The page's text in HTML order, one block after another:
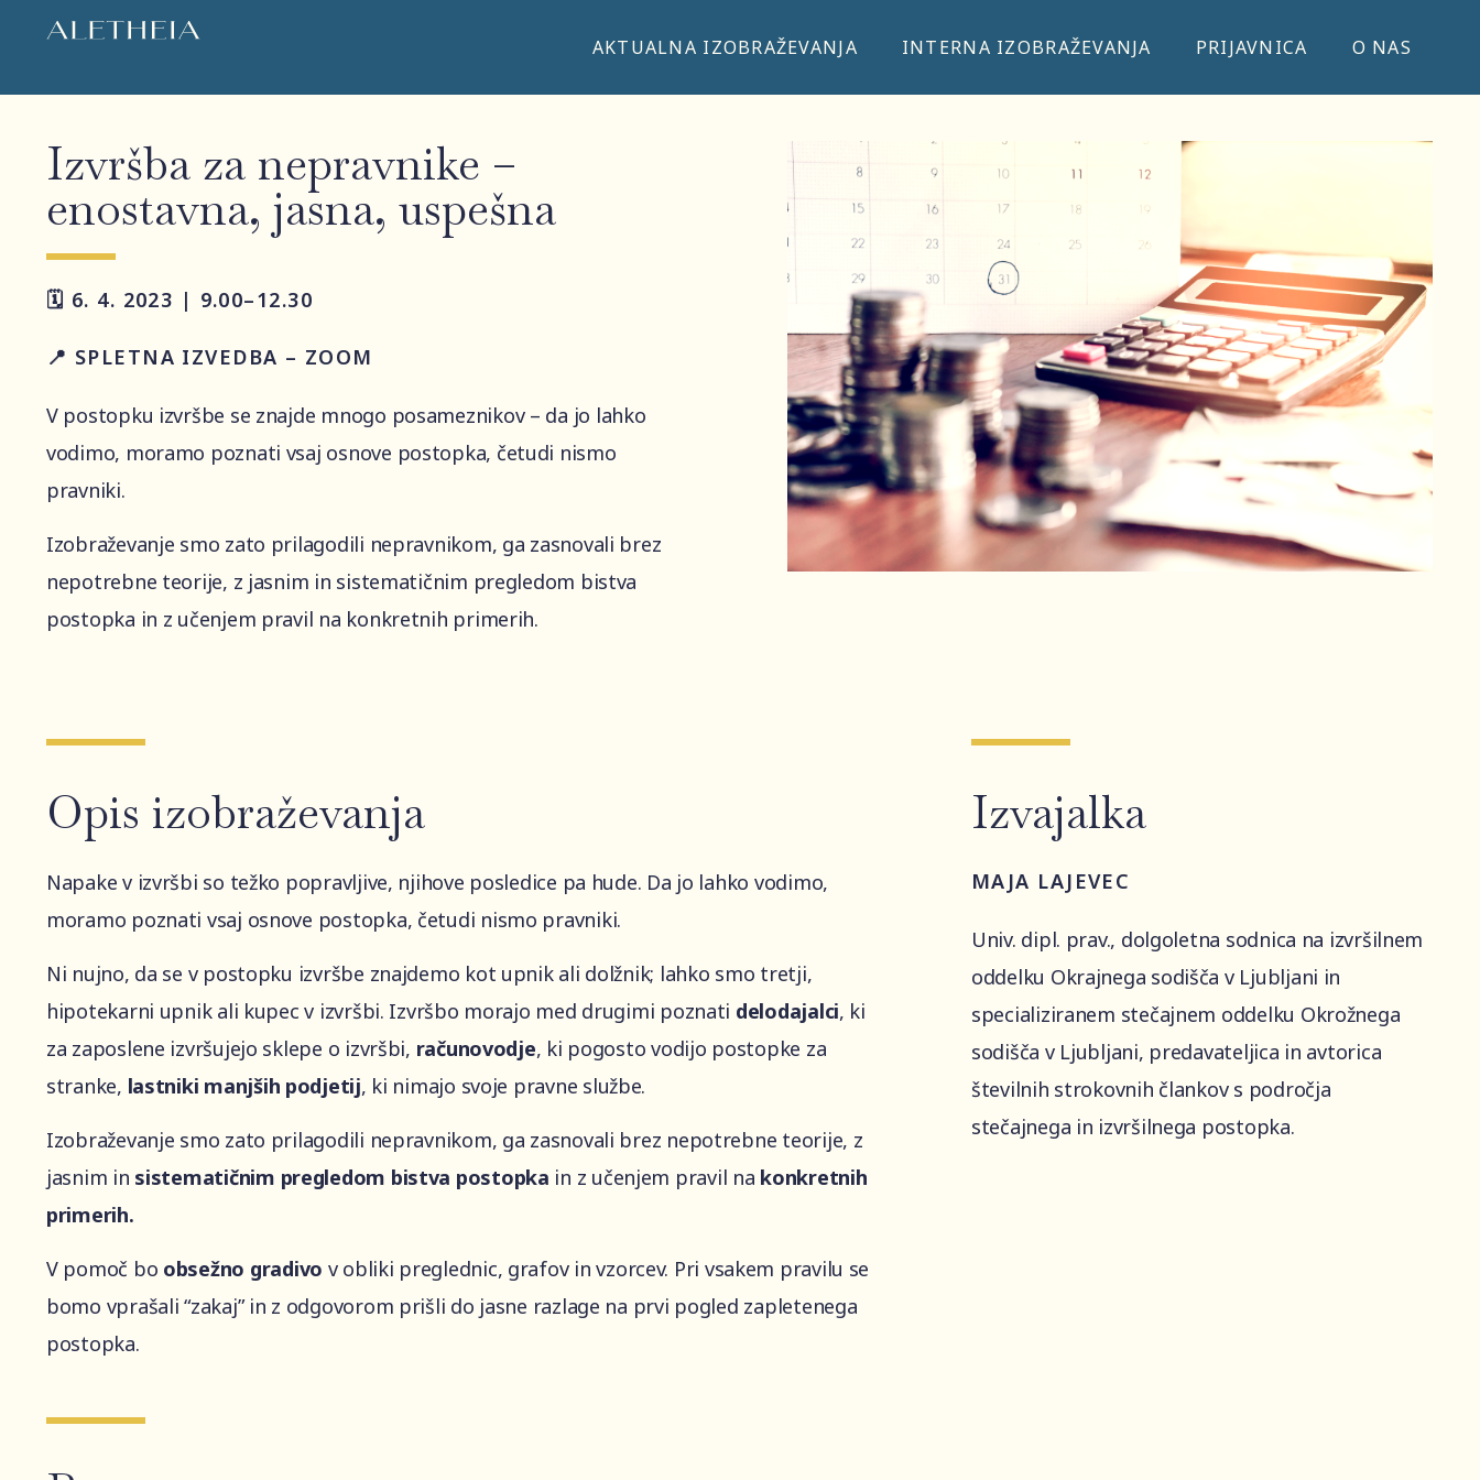
AKTUALNA IZOBRAŽEVANJA INTERNA IZOBRAŽEVANJA PRIJAVNICA O NAS
Izvršba za nepravnike –
enostavna, jasna, uspešna
🗓️ 6. 4. 2023 | 9.00–12.30
📍 SPLETNA IZVEDBA – ZOOM
V postopku izvršbe se znajde mnogo posameznikov – da jo lahko
vodimo, moramo poznati vsaj osnove postopka, četudi nismo
pravniki.
Izobraževanje smo zato prilagodili nepravnikom, ga zasnovali brez
nepotrebne teorije, z jasnim in sistematičnim pregledom bistva
postopka in z učenjem pravil na konkretnih primerih.
Opis izobraževanja
Napake v izvršbi so težko popravljive, njihove posledice pa hude. Da jo lahko vodimo,
moramo poznati vsaj osnove postopka, četudi nismo pravniki.
Ni nujno, da se v postopku izvršbe znajdemo kot upnik ali dolžnik; lahko smo tretji,
hipotekarni upnik ali kupec v izvršbi. Izvršbo morajo med drugimi poznati delodajalci, ki
za zaposlene izvršujejo sklepe o izvršbi, računovodje, ki pogosto vodijo postopke za
stranke, lastniki manjših podjetij, ki nimajo svoje pravne službe.
Izobraževanje smo zato prilagodili nepravnikom, ga zasnovali brez nepotrebne teorije, z
jasnim in sistematičnim pregledom bistva postopka in z učenjem pravil na konkretnih
primerih.
V pomoč bo obsežno gradivo v obliki preglednic, grafov in vzorcev. Pri vsakem pravilu se
bomo vprašali “zakaj” in z odgovorom prišli do jasne razlage na prvi pogled zapletenega
postopka.
Izvajalka
MAJA LAJEVEC
Univ. dipl. prav., dolgoletna sodnica na izvršilnem
oddelku Okrajnega sodišča v Ljubljani in
specializiranem stečajnem oddelku Okrožnega
sodišča v Ljubljani, predavateljica in avtorica
številnih strokovnih člankov s področja
stečajnega in izvršilnega postopka.